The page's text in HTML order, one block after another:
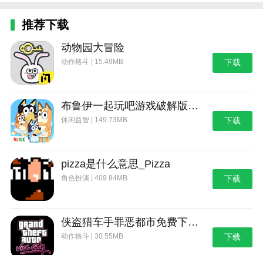
推荐下载
动物园大冒险
动作格斗 | 15.49MB 下载
布鲁伊一起玩吧游戏破解版_布鲁伊：一起玩吧
休闲益智 | 149.73MB 下载
pizza是什么意思_Pizza
角色扮演 | 409.84MB 下载
侠盗猎车手罪恶都市免费下载_侠盗猎车手：罪恶都市
动作格斗 | 30.55MB 下载